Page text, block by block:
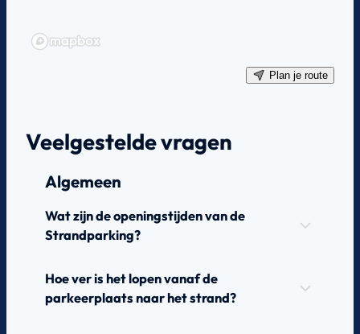
Plan je route
Veelgestelde vragen
Algemeen
Wat zijn de openingstijden van de
Strandparking?
Hoe ver is het lopen vanaf de
parkeerplaats naar het strand?